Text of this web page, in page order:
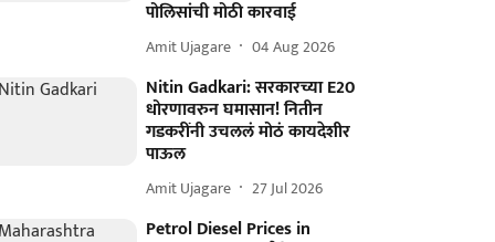
पोलिसांची मोठी कारवाई
Amit Ujagare 04 Aug 2026
Nitin Gadkari: सरकारच्या E20
धोरणावरुन घमासान! नितीन
गडकरींनी उचललं मोठं कायदेशीर
पाऊल
Amit Ujagare 27 Jul 2026
Petrol Diesel Prices in